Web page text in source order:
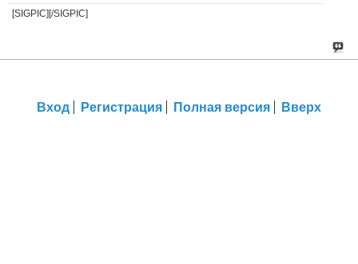
[SIGPIC][/SIGPIC]
Вход Регистрация Полная версия Вверх